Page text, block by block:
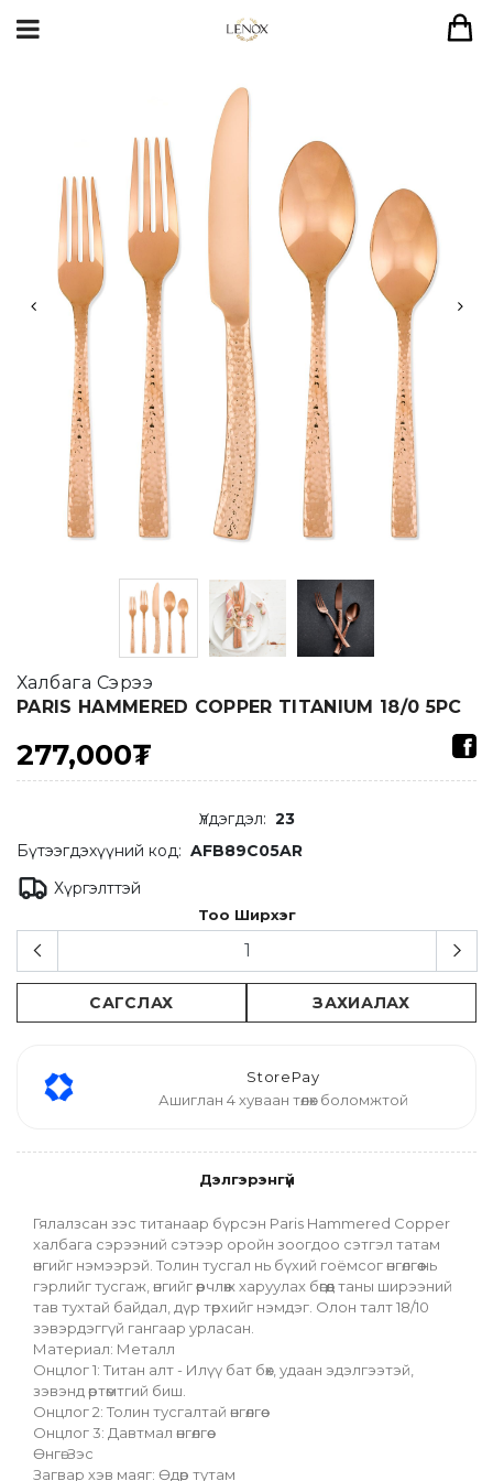
Халбага Сэрээ
PARIS HAMMERED COPPER TITANIUM 18/0 5PC
277,000₮
Үлдэгдэл: 23
Бүтээгдэхүүний код: AFB89C05AR
Хүргэлттэй
Тоо Ширхэг
САГСЛАХ ЗАХИАЛАХ
StorePay
Ашиглан 4 хуваан төлөх боломжтой
Дэлгэрэнгүй
Гялалзсан зэс титанаар бүрсэн Paris Hammered Copper
халбага сэрээний сэтээр оройн зоогдоо сэтгэл татам
өнгийг нэмээрэй. Толин тусгал нь бүхий гоёмсог өнгөлгөө нь
гэрлийг тусгаж, өнгийг өөрчлөж харуулах бөгөөд таны ширээний
тав тухтай байдал, дүр төрхийг нэмдэг. Олон талт 18/10
зэвэрдэггүй гангаар урласан.
Материал: Металл
Онцлог 1: Титан алт - Илүү бат бөх, удаан эдэлгээтэй,
зэвэнд өртөмтгий биш.
Онцлог 2: Толин тусгалтай өнгөлгөө
Онцлог 3: Давтмал өнгөлгөө
Өнгө: Зэс
Загвар хэв маяг: Өдөр тутам